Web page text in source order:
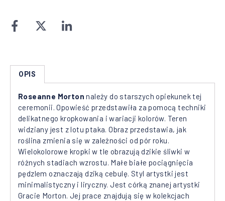
OPIS
Roseanne Morton należy do starszych opiekunek tej
ceremonii. Opowieść przedstawiła za pomocą techniki
delikatnego kropkowania i wariacji kolorów. Teren
widziany jest z lotu ptaka. Obraz przedstawia, jak
roślina zmienia się w zależności od pór roku.
Wielokolorowe kropki w tle obrazują dzikie śliwki w
różnych stadiach wzrostu. Małe białe pociągnięcia
pędzlem oznaczają dziką cebulę. Styl artystki jest
minimalistyczny i liryczny. Jest córką znanej artystki
Gracie Morton. Jej prace znajdują się w kolekcjach